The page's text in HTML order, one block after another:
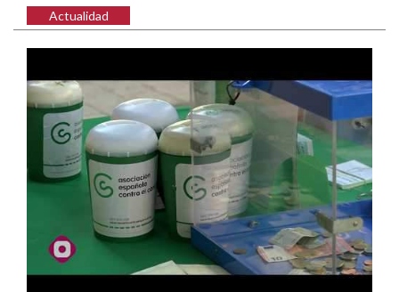
Actualidad